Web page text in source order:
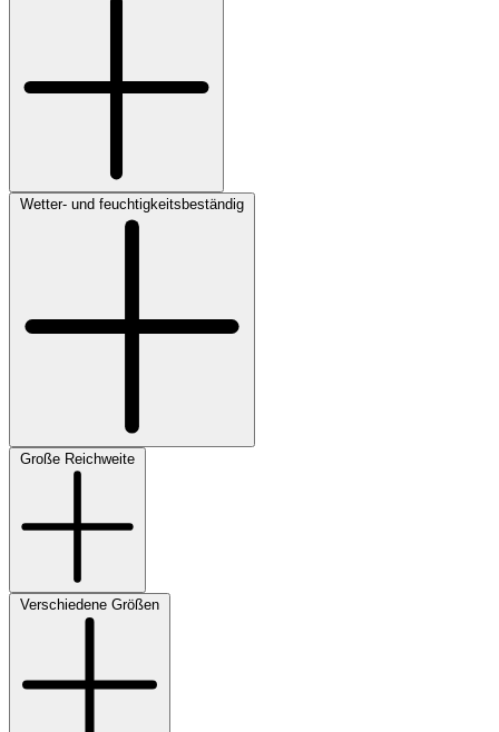
Wetter- und feuchtigkeitsbeständig
Große Reichweite
Verschiedene Größen